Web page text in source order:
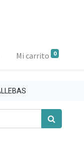
Mi carrito 0